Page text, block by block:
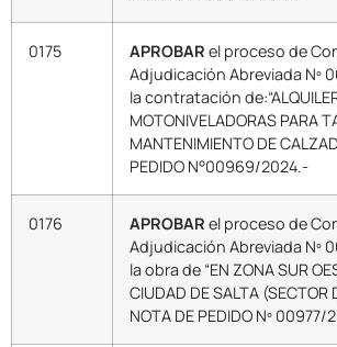
0175 APROBAR el proceso de
Adjudicación Abreviada Nº
la contratación
MOTONIVELADORAS PARA
MANTENIMIENTO DE
PEDIDO N°00969/2024.-
0176 APROBAR el proceso de
Adjudicación Abreviada Nº
la obra de “EN ZONA SUR
CIUDAD DE SALTA (SECTOR
NOTA DE PEDIDO Nº 00977/